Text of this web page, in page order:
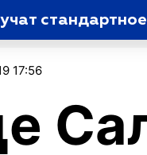
17:56